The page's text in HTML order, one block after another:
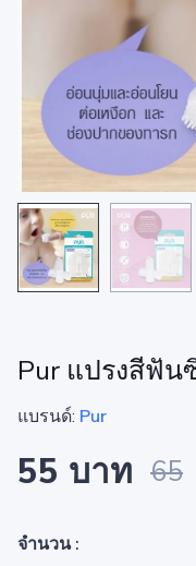
Pur แปรงสีฟัน
แบรนด์: Pur
55 บาท 65
จำนวน :